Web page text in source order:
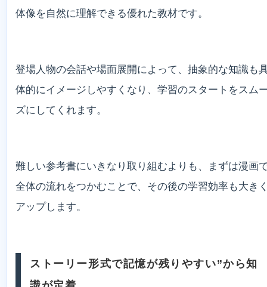
体像を自然に理解できる優れた教材です。
登場人物の会話や場面展開によって、抽象的な知識も
体的にイメージしやすくなり、学習のスタートをスム
ズにしてくれます。
難しい参考書にいきなり取り組むよりも、まずは漫画
全体の流れをつかむことで、その後の学習効率も大き
アップします。
ストーリー形式で記憶が残りやすい”から知